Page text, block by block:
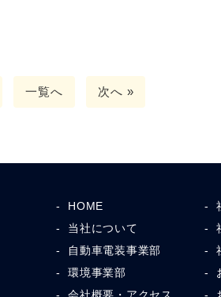
一覧へ 次へ »
HOME
当社について
自動車電装事業部
環境事業部